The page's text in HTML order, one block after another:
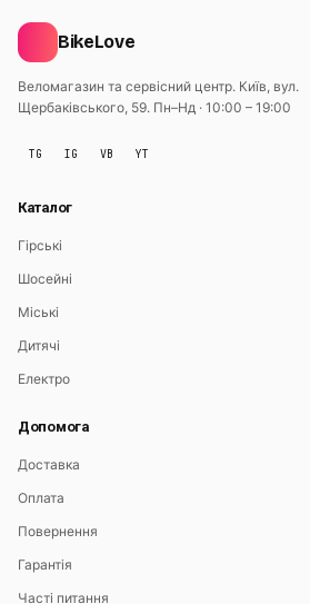
BikeLove
Веломагазин та сервісний центр. Київ, вул.
Щербаківського, 59. Пн–Нд · 10:00 – 19:00
TG IG VB YT
Каталог
Гірські
Шосейні
Міські
Дитячі
Електро
Допомога
Доставка
Оплата
Повернення
Гарантія
Часті питання